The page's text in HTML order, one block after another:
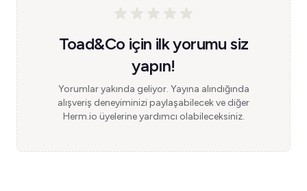
Toad&Co için ilk yorumu siz
yapın!
Yorumlar yakında geliyor. Yayına alındığında
alışveriş deneyiminizi paylaşabilecek ve diğer
Herm.io üyelerine yardımcı olabileceksiniz.